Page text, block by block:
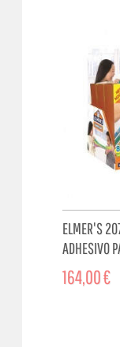
ELMER'S
ADHESIVO
164,00 €